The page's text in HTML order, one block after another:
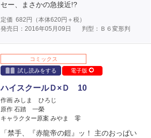
セー、まさかの急接近!?
定価 682 円（本体620円＋税）
発売日：2016年05月09日
判型：Ｂ６変形判
コミックス
試し読みをする
電子版
ハイスクールＤ×Ｄ 10
作画 みしま ひろじ
原作 石踏 一榮
キャラクター原案 みやま 零
「禁手、『赤龍帝の鎧』ッ！ 主のおっぱい